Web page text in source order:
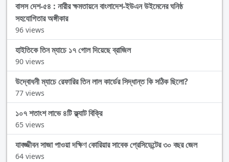
বাসস দেশ-৫৪ : নারীর ক্ষমতায়নে বাংলাদেশ-ইউএন উইমেনের ঘনিষ্ঠ
সহযোগিতার অঙ্গীকার
96 views
হাইতিকে তিন ম্যাচে ১৭ গোল দিয়েছে ব্রাজিল
90 views
উদ্বোধনী ম্যাচে রেফারির তিন লাল কার্ডের সিদ্ধান্ত কি সঠিক ছিলো?
77 views
১০৭ শতাংশ লাভে ৪টি ফ্ল্যাট বিক্রি
65 views
যাবজ্জীবন সাজা পাওয়া দক্ষিণ কোরিয়ার সাবেক প্রেসিডেন্টের ৩০ বছর জেল
64 views